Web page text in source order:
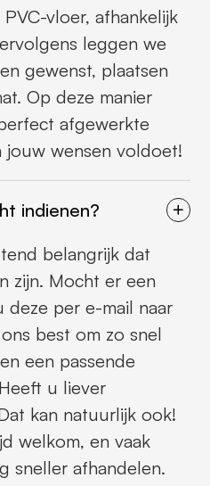
vloer, afhankelijk
leggen we
gewenst, plaatsen
Op deze manier
afgewerkte
wensen voldoet!
indienen?
belangrijk dat
zijn. Mocht er een
deze per e-mail naar
best om zo snel
een passende
u liever
kan natuurlijk ook!
welkom, en vaak
sneller afhandelen.